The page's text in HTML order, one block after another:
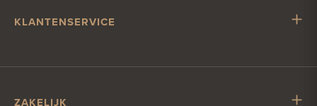
Vacatures
KLANTENSERVICE
Account & betalen
ZAKELIJK